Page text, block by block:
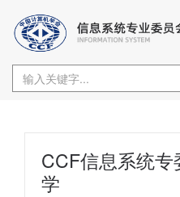
CCF信息系统
学